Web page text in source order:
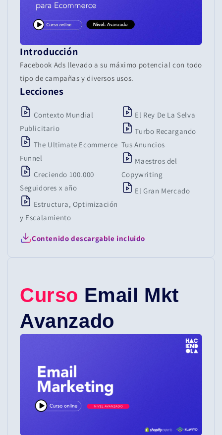
Introducción
Facebook Ads llevado a su máximo potencial con todo
tipo de campañas y diversos usos.
Lecciones
Contexto Mundial
Publicitario
The Ultimate Ecommerce
Funnel
Creciendo 100.000
Seguidores x año
Estructura, Optimización
y Escalamiento
El Rey De La Selva
Turbo Recargando
Tus Anuncios
Maestros del
Copywriting
El Gran Mercado
Contenido descargable incluido
Curso Email Mkt
Avanzado